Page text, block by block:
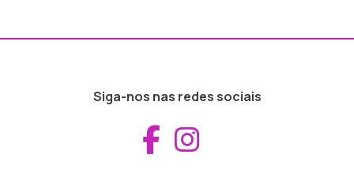
Siga-nos nas redes sociais
Aceder ao